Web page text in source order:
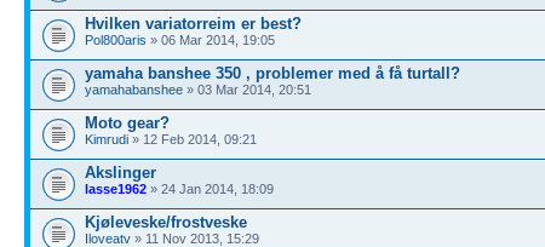
Hvilken variatorreim er best?
Pol800aris » 06 Mar 2014, 19:05
yamaha banshee 350 , problemer med å få turtall?
yamahabanshee » 03 Mar 2014, 20:51
Moto gear?
Kimrudi » 12 Feb 2014, 09:21
Akslinger
lasse1962 » 24 Jan 2014, 18:09
Kjøleveske/frostveske
Iloveatv » 11 Nov 2013, 15:29